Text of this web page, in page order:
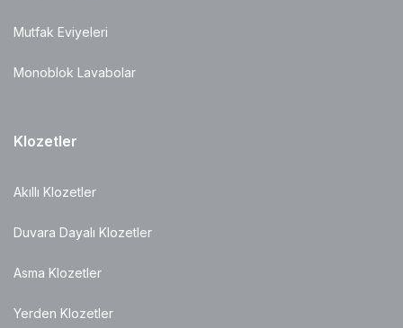
Mutfak Eviyeleri
Monoblok Lavabolar
Klozetler
Akıllı Klozetler
Duvara Dayalı Klozetler
Asma Klozetler
Yerden Klozetler